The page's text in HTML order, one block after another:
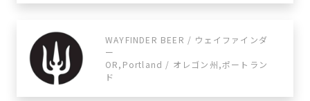
WAYFINDER BEER / ウェイファインダ
ー
OR,Portland / オレゴン州,ポートラン
ド